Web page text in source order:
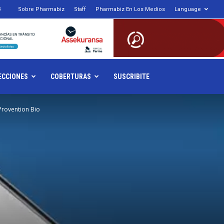
Sobre Pharmabiz Staff Pharmabiz En Los Medios Language
COBERTURAS SUSCRIBITE
Bio